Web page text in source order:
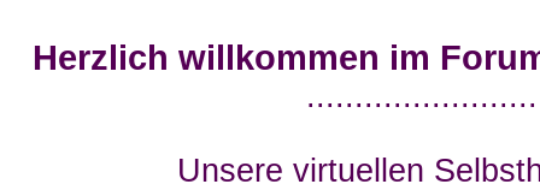
Herzlich willkommen im
Unsere virtuellen